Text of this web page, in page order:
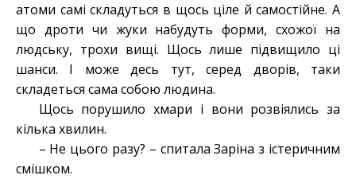
атоми самі складуться в щось ціле й самостійне. А
що дроти чи жуки набудуть форми, схожої на
людську, трохи вищі. Щось лише підвищило ці
шанси. І може десь тут, серед дворів, таки
складеться сама собою людина.
Щось порушило хмари і вони розвіялись за
кілька хвилин.
– Не цього разу? – спитала Заріна з істеричним
смішком.